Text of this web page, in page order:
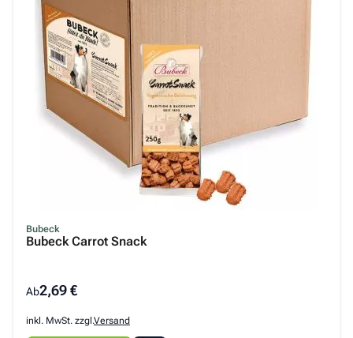
Bubeck
Bubeck Carrot Snack
Ab2,69 €
inkl. MwSt. zzgl.Versand